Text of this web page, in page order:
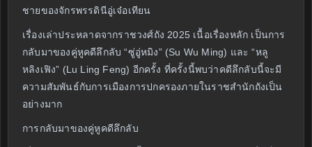
ชายของจักรพรรดินีอู่เจ๋อเทียน
เรื่องเล่าประหลาดจากราชวงศ์ถัง 2025 เนื้อเรื่องหลัก เป็นการ
กลับมาของคู่หูคดีลึกลับ “ซู่อู่หมิง” (Su Wu Ming) และ “หลู
หลิงเฟิง” (Lu Ling Feng) อีกครั้ง ที่ครั้งนี้พบว่าคดีลึกลับนี้จะมี
ความสัมพันธ์กับการเมืองการปกครองภายในราชสำนักถังเป็น
อย่างมาก
การกลับมาของคู่หูคดีลึกลับ